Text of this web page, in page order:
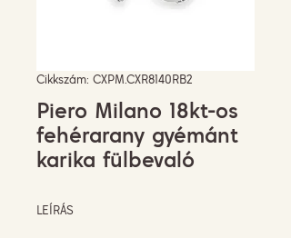
Cikkszám: CXPM.CXR8140RB2
Piero Milano 18kt-os
fehérarany gyémánt
karika fülbevaló
LEÍRÁS